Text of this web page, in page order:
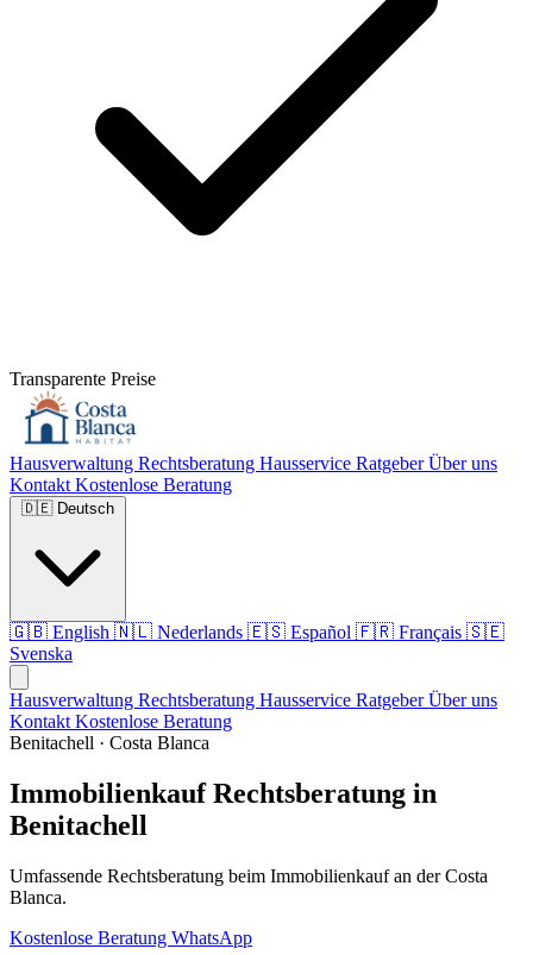
Transparente Preise
Hausverwaltung Rechtsberatung Hausservice RatgeberÜber uns
Kontakt Kostenlose Beratung
🇩🇪 Deutsch
🇬🇧 English 🇳🇱 Nederlands 🇪🇸 Español 🇫🇷 Français 🇸🇪
Svenska
Hausverwaltung Rechtsberatung Hausservice RatgeberÜber uns
Kontakt Kostenlose Beratung
Benitachell · Costa Blanca
Immobilienkauf Rechtsberatung in
Benitachell
Umfassende Rechtsberatung beim Immobilienkauf an der Costa
Blanca.
Kostenlose Beratung WhatsApp